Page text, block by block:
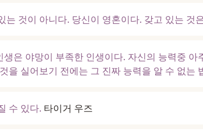
는 것이 아니다. 당신이 영혼이다. 갖고 있는 것
은 야망이 부족한 인생이다. 자신의 능력중 아
을 실어보기 전에는 그 진짜 능력을 알 수 없는
수 있다. 타이거 우즈